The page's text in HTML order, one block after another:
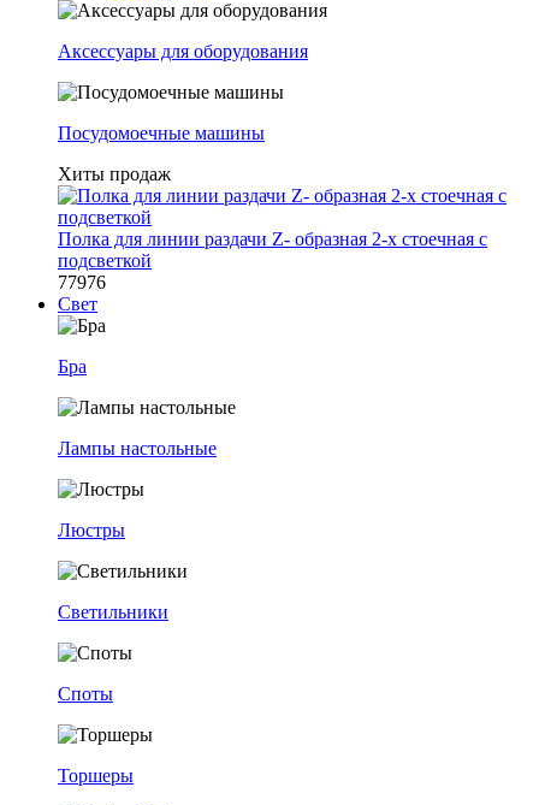
Аксессуары для оборудования
Посудомоечные машины
Хиты продаж
Полка для линии раздачи Z- образная 2-х стоечная с
подсветкой
77976
Свет
Бра
Лампы настольные
Люстры
Светильники
Споты
Торшеры